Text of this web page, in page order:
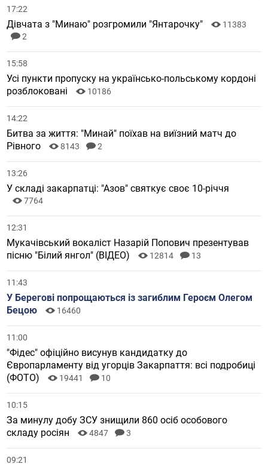
17:22
Дівчата з "Минаю" розгромили "Янтарочку"
11383
2
15:58
Усі пункти пропуску на українсько-польському кордоні
розблоковані
10186
14:22
Битва за життя: "Минай" поїхав на виїзний матч до
Рівного
8143 2
13:26
У складі закарпатці: "Азов" святкує своє 10-річчя
7764
12:31
Мукачівський вокаліст Назарій Попович презентував
пісню "Білий янгол" (ВІДЕО)
12814 13
11:43
У Берегові попрощаються із загиблим Героєм Олегом
Бецою
16460
11:00
"Фідес" офіційно висунув кандидатку до
Європарламенту від угорців Закарпаття: всі подробиці
(ФОТО)
19441 10
10:15
За минулу добу ЗСУ знищили 860 осіб особового
складу росіян
4847 3
09:21